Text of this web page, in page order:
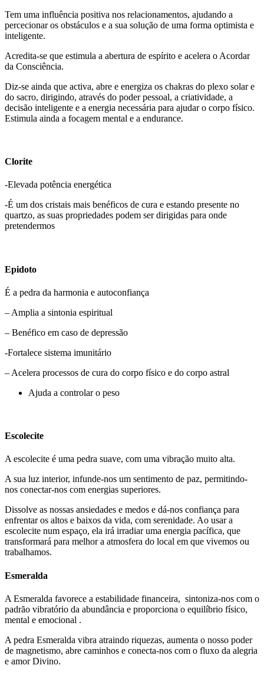
Tem uma influência positiva nos relacionamentos, ajudando a
percecionar os obstáculos e a sua solução de uma forma optimista e
inteligente.
Acredita-se que estimula a abertura de espírito e acelera o Acordar
da Consciência.
Diz-se ainda que activa, abre e energiza os chakras do plexo solar e
do sacro, dirigindo, através do poder pessoal, a criatividade, a
decisão inteligente e a energia necessária para ajudar o corpo físico.
Estimula ainda a focagem mental e a endurance.
Clorite
-Elevada potência energética
-É um dos cristais mais benéficos de cura e estando presente no
quartzo, as suas propriedades podem ser dirigidas para onde
pretendermos
Epidoto
É a pedra da harmonia e autoconfiança
– Amplia a sintonia espiritual
– Benéfico em caso de depressão
-Fortalece sistema imunitário
– Acelera processos de cura do corpo físico e do corpo astral
Ajuda a controlar o peso
Escolecite
A escolecite é uma pedra suave, com uma vibração muito alta.
A sua luz interior, infunde-nos um sentimento de paz, permitindo-
nos conectar-nos com energias superiores.
Dissolve as nossas ansiedades e medos e dá-nos confiança para
enfrentar os altos e baixos da vida, com serenidade. Ao usar a
escolecite num espaço, ela irá irradiar uma energia pacífica, que
transformará para melhor a atmosfera do local em que vivemos ou
trabalhamos.
Esmeralda
A Esmeralda favorece a estabilidade financeira, sintoniza-nos com o
padrão vibratório da abundância e proporciona o equilíbrio físico,
mental e emocional .
A pedra Esmeralda vibra atraindo riquezas, aumenta o nosso poder
de magnetismo, abre caminhos e conecta-nos com o fluxo da alegria
e amor Divino.